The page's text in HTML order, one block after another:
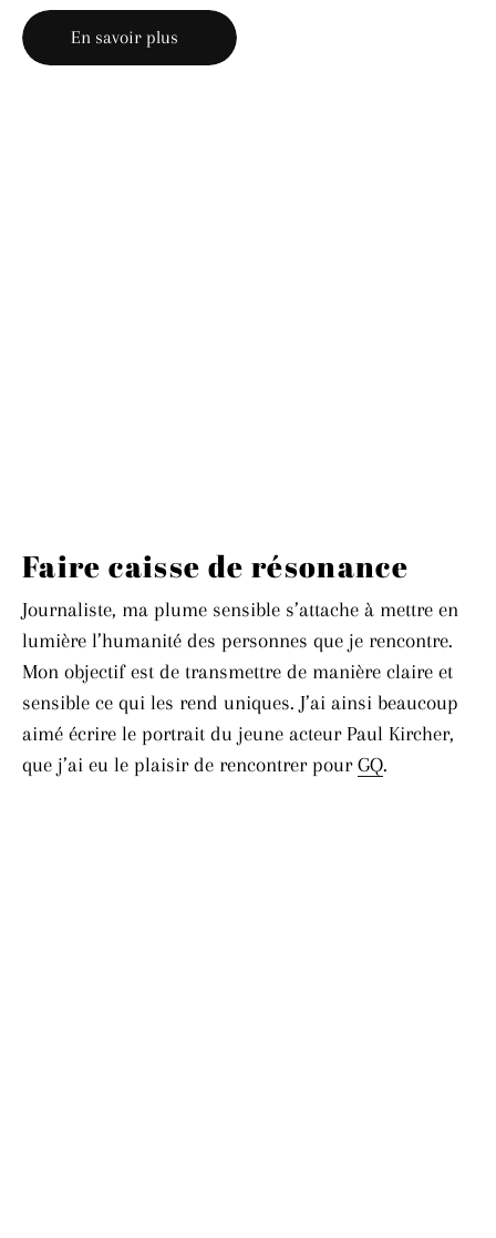
En savoir plus
Faire caisse de résonance
Journaliste, ma plume sensible s’attache à mettre en
lumière l’humanité des personnes que je rencontre.
Mon objectif est de transmettre de manière claire et
sensible ce qui les rend uniques. J’ai ainsi beaucoup
aimé écrire le portrait du jeune acteur Paul Kircher,
que j’ai eu le plaisir de rencontrer pourGQ.